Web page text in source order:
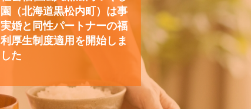
園（北海道黒松内町）は事
実婚と同性パートナーの福
利厚生制度適用を開始しま
した